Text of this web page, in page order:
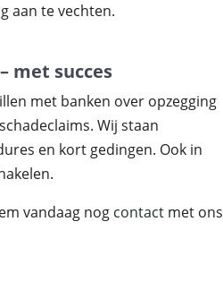
aan te vechten.
met succes
met banken over opzegging
Wij staan
en kort gedingen. Ook in
vandaag nog contact met ons